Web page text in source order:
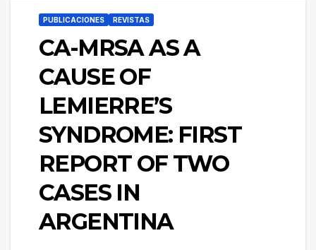
PUBLICACIONES REVISTAS
CA-MRSA AS A
CAUSE OF
LEMIERRE’S
SYNDROME: FIRST
REPORT OF TWO
CASES IN
ARGENTINA